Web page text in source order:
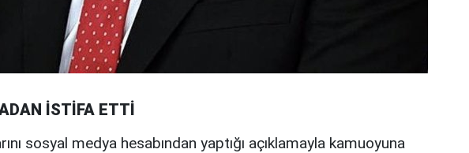
İSTİFA ETTİ
sosyal medya hesabından yaptığı açıklamayla kamuoyuna